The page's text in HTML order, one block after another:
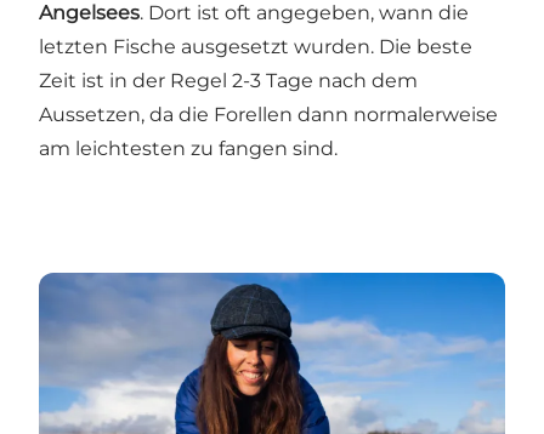
Angelsees. Dort ist oft angegeben, wann die
letzten Fische ausgesetzt wurden. Die beste
Zeit ist in der Regel 2-3 Tage nach dem
Aussetzen, da die Forellen dann normalerweise
am leichtesten zu fangen sind.